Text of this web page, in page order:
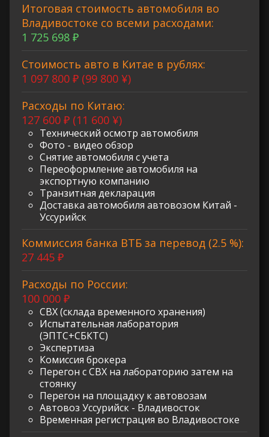
Итоговая стоимость автомобиля во
Владивостоке со всеми расходами:
1 725 698 ₽
Стоимость авто в Китае в рублях:
1 097 800 ₽ (99 800 ¥)
Расходы по Китаю:
127 600 ₽ (11 600 ¥)
Технический осмотр автомобиля
Фото - видео обзор
Снятие автомобиля с учета
Переоформление автомобиля на
экспортную компанию
Транзитная декларация
Доставка автомобиля автовозом Китай -
Уссурийск
Коммиссия банка ВТБ за перевод (2.5 %):
27 445 ₽
Расходы по России:
100 000 ₽
СВХ (склада временного хранения)
Испытательная лаборатория
(ЭПТС+СБКТС)
Экспертиза
Комиссия брокера
Перегон с СВХ на лабораторию затем на
стоянку
Перегон на площадку к автовозам
Автовоз Уссурийск - Владивосток
Временная регистрация во Владивостоке